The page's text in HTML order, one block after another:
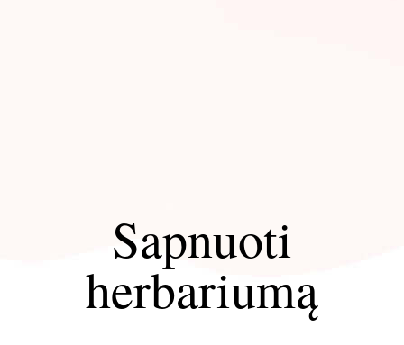
Sapnuoti
herbariumą